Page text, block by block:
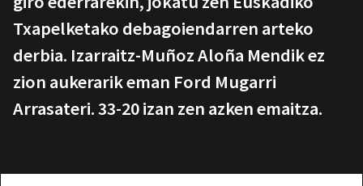
Txapelketako debagoiendarren arteko
derbia. Izarraitz-Muñoz Aloña Mendik ez
zion aukerarik eman Ford Mugarri
Arrasateri. 33-20 izan zen azken emaitza.